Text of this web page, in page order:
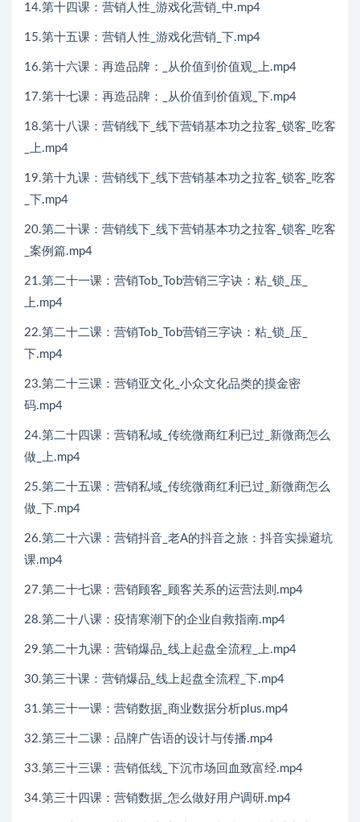
14.第十四课：营销人性_游戏化营销_中.mp4
15.第十五课：营销人性_游戏化营销_下.mp4
16.第十六课：再造品牌：_从价值到价值观_上.mp4
17.第十七课：再造品牌：_从价值到价值观_下.mp4
18.第十八课：营销线下_线下营销基本功之拉客_锁客_吃客
_上.mp4
19.第十九课：营销线下_线下营销基本功之拉客_锁客_吃客
_下.mp4
20.第二十课：营销线下_线下营销基本功之拉客_锁客_吃客
_案例篇.mp4
21.第二十一课：营销Tob_Tob营销三字诀：粘_锁_压_
上.mp4
22.第二十二课：营销Tob_Tob营销三字诀：粘_锁_压_
下.mp4
23.第二十三课：营销亚文化_小众文化品类的摸金密
码.mp4
24.第二十四课：营销私域_传统微商红利已过_新微商怎么
做_上.mp4
25.第二十五课：营销私域_传统微商红利已过_新微商怎么
做_下.mp4
26.第二十六课：营销抖音_老A的抖音之旅：抖音实操避坑
课.mp4
27.第二十七课：营销顾客_顾客关系的运营法则.mp4
28.第二十八课：疫情寒潮下的企业自救指南.mp4
29.第二十九课：营销爆品_线上起盘全流程_上.mp4
30.第三十课：营销爆品_线上起盘全流程_下.mp4
31.第三十一课：营销数据_商业数据分析plus.mp4
32.第三十二课：品牌广告语的设计与传播.mp4
33.第三十三课：营销低线_下沉市场回血致富经.mp4
34.第三十四课：营销数据_怎么做好用户调研.mp4